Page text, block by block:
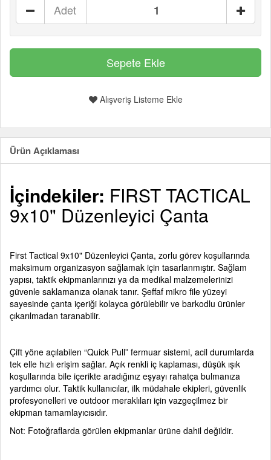
Adet
Alışveriş Listeme Ekle
Ürün Açıklaması
İçindekiler: FIRST TACTICAL
9x10" Düzenleyici Çanta
First Tactical 9x10" Düzenleyici Çanta, zorlu görev koşullarında
maksimum organizasyon sağlamak için tasarlanmıştır. Sağlam
yapısı, taktik ekipmanlarınızı ya da medikal malzemelerinizi
güvenle saklamanıza olanak tanır. Şeffaf mikro file yüzeyi
sayesinde çanta içeriği kolayca görülebilir ve barkodlu ürünler
çıkarılmadan taranabilir.
Çift yöne açılabilen “Quick Pull” fermuar sistemi, acil durumlarda
tek elle hızlı erişim sağlar. Açık renkli iç kaplaması, düşük ışık
koşullarında bile içerikte aradığınız eşyayı rahatça bulmanıza
yardımcı olur. Taktik kullanıcılar, ilk müdahale ekipleri, güvenlik
profesyonelleri ve outdoor meraklıları için vazgeçilmez bir
ekipman tamamlayıcısıdır.
Not: Fotoğraflarda görülen ekipmanlar ürüne dahil değildir.